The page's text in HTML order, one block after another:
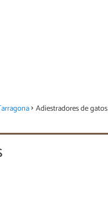
Adiestradores de gatos